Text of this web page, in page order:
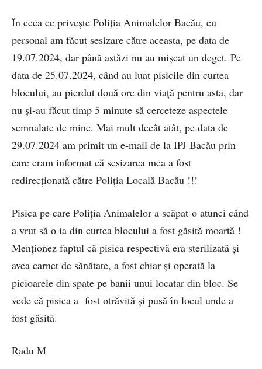
În ceea ce privește Poliția Animalelor Bacău, eu
personal am făcut sesizare către aceasta, pe data de
19.07.2024, dar până astăzi nu au mișcat un deget. Pe
data de 25.07.2024, când au luat pisicile din curtea
blocului, au pierdut două ore din viață pentru asta, dar
nu și-au făcut timp 5 minute să cerceteze aspectele
semnalate de mine. Mai mult decât atât, pe data de
29.07.2024 am primit un e-mail de la IPJ Bacău prin
care eram informat că sesizarea mea a fost
redirecționată către Poliția Locală Bacău !!!
Pisica pe care Poliția Animalelor a scăpat-o atunci când
a vrut să o ia din curtea blocului a fost găsită moartă !
Menționez faptul că pisica respectivă era sterilizată și
avea carnet de sănătate, a fost chiar și operată la
picioarele din spate pe banii unui locatar din bloc. Se
vede că pisica a fost otrăvită și pusă în locul unde a
fost găsită.
Radu M